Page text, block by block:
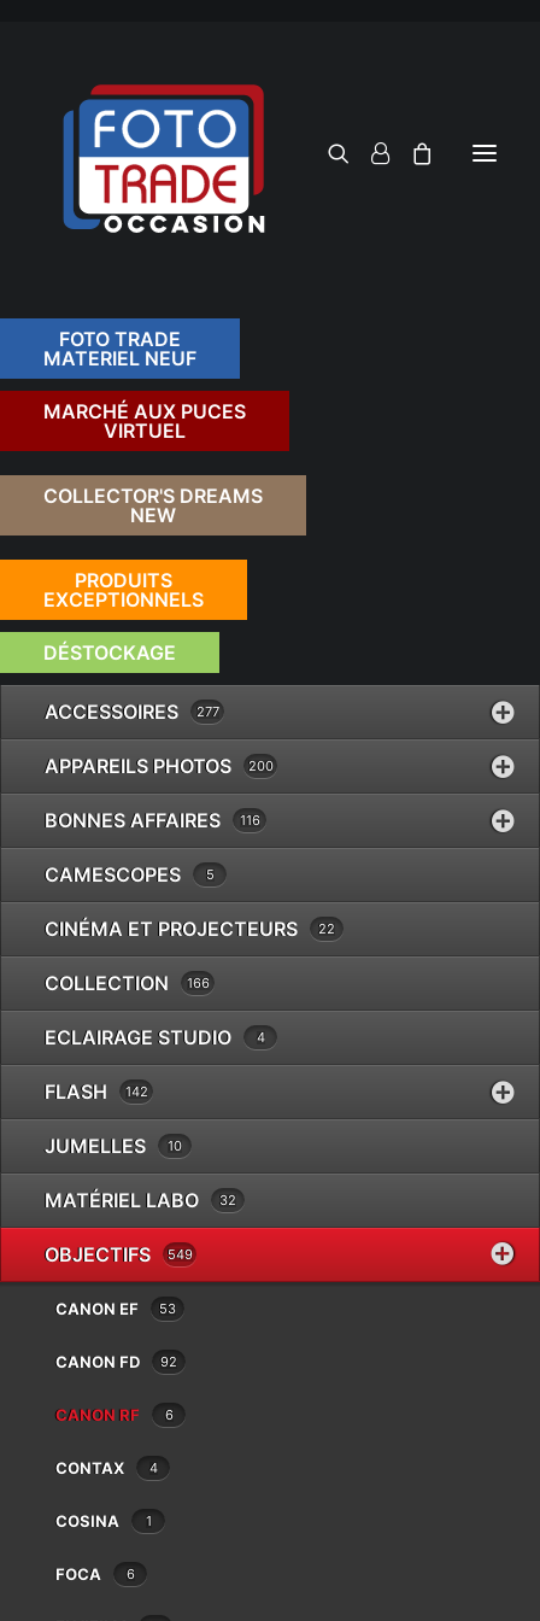
FOTO TRADE
MATERIEL NEUF
MARCHÉ AUX PUCES
VIRTUEL
COLLECTOR'S DREAMS
NEW
PRODUITS
EXCEPTIONNELS
DÉSTOCKAGE
ACCESSOIRES 277
APPAREILS PHOTOS 200
BONNES AFFAIRES 116
CAMESCOPES 5
CINÉMA ET PROJECTEURS 22
COLLECTION 166
ECLAIRAGE STUDIO 4
FLASH 142
JUMELLES 10
MATÉRIEL LABO 32
OBJECTIFS 549
CANON EF 53
CANON FD 92
CANON RF 6
CONTAX 4
COSINA 1
FOCA 6
RETOUR
MEIKE ADAPTER EF-
EOSR DROP IN FILTRE
€49.00
Réf.
1048191
Catégories
Canon RF
Brand
Meike
AJOUTER AU PANIER